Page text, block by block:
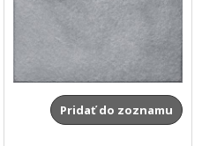
Pridať do zoznamu